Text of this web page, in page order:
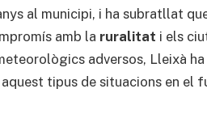
al municipi, i ha subratllat
amb la ruralitat i els
adversos, Lleixà
tipus de situacions en el